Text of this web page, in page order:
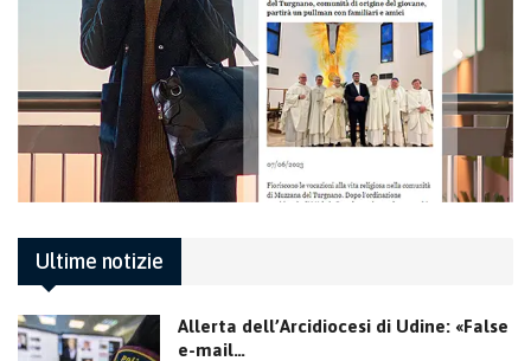
Ultime notizie
Allerta dell’Arcidiocesi di Udine: «False
e-mail…